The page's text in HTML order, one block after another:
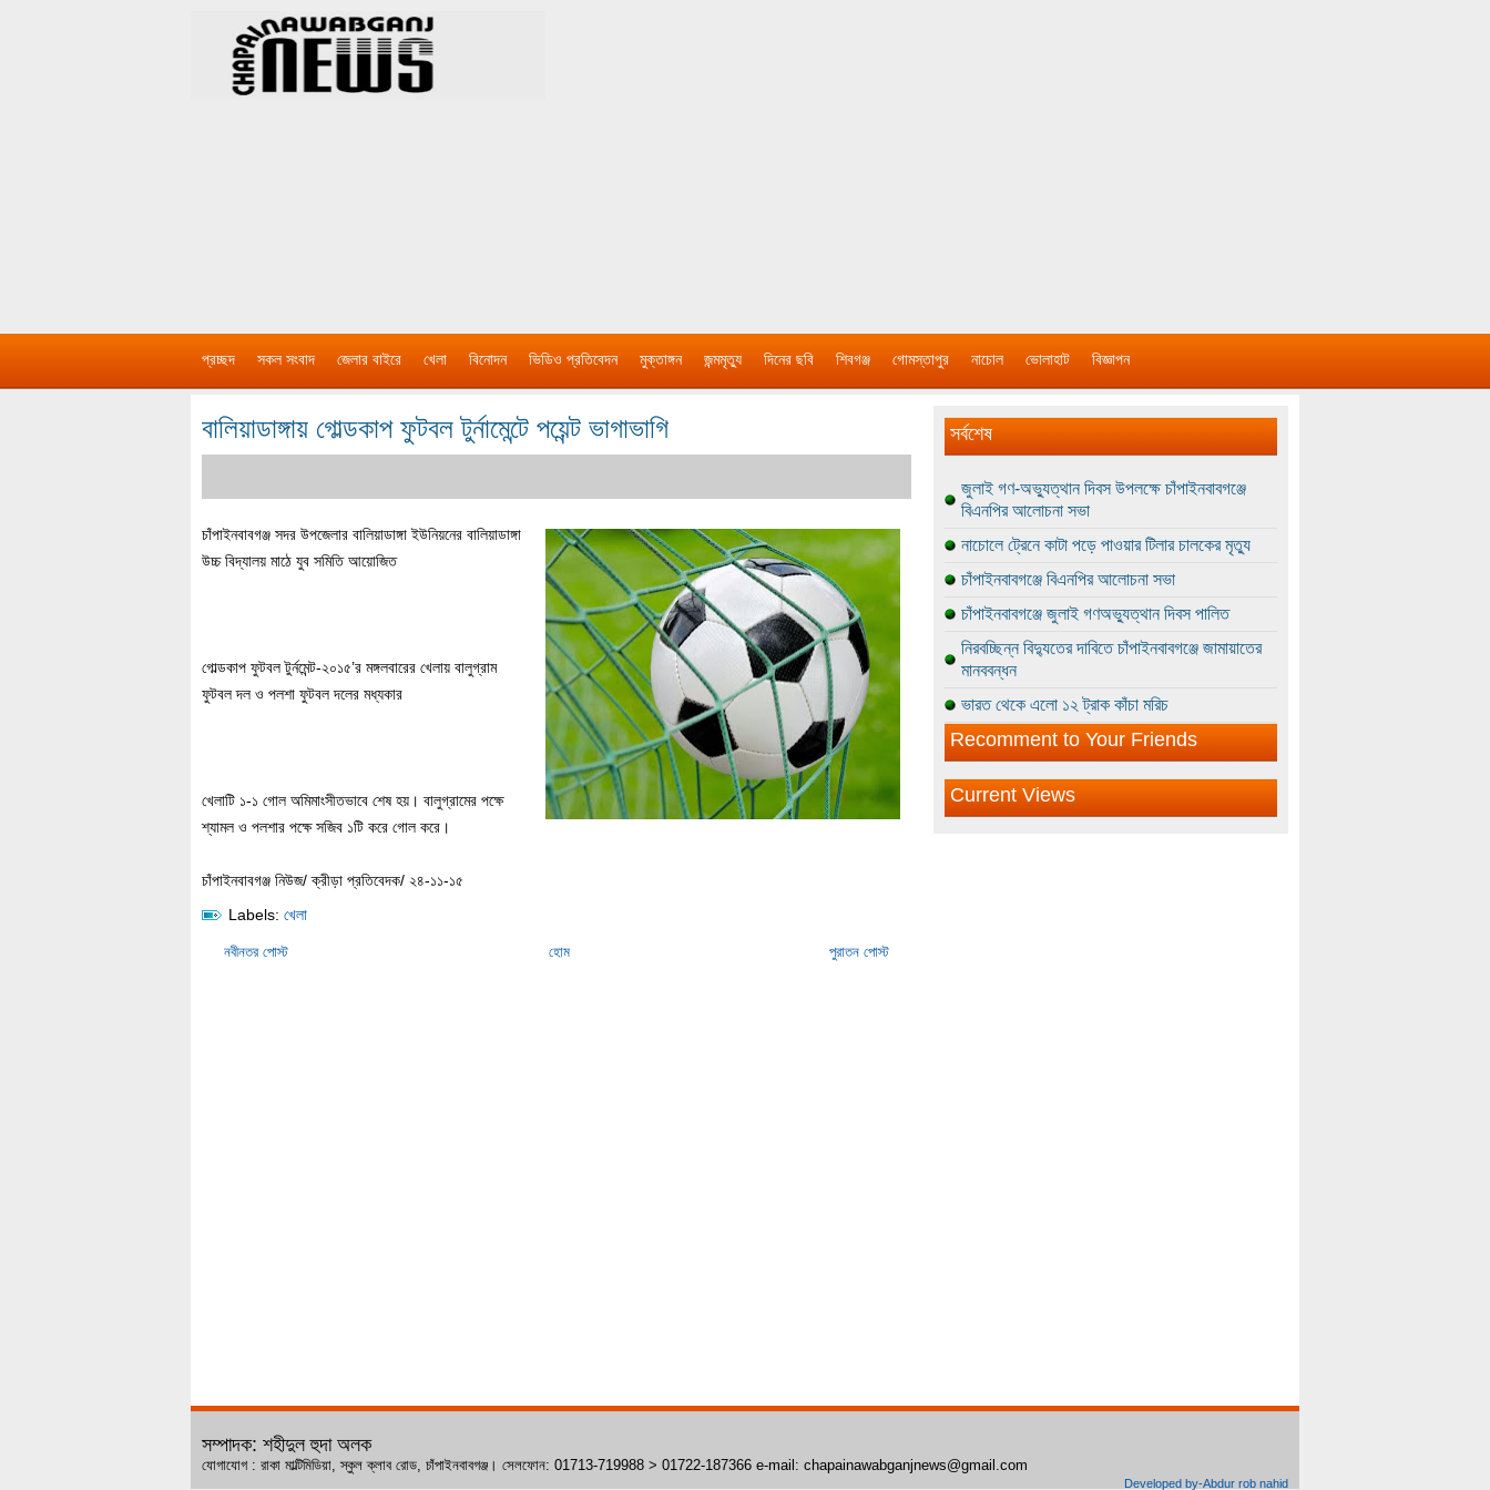
প্রচ্ছদ সকল সংবাদ জেলার বাইরে খেলা বিনোদন ভিডিও প্রতিবেদন মুক্তাঙ্গন জন্মমৃত্যু দিনের ছবি শিবগঞ্জ গোমস্তাপুর নাচোল ভোলাহাট বিজ্ঞাপন
বালিয়াডাঙ্গায় গোল্ডকাপ ফুটবল টুর্নামেন্টে পয়েন্ট ভাগাভাগি
চাঁপাইনবাবগঞ্জ সদর উপজেলার বালিয়াডাঙ্গা ইউনিয়নের বালিয়াডাঙ্গা
উচ্চ বিদ্যালয় মাঠে যুব সমিতি আয়োজিত
গোল্ডকাপ ফুটবল টুর্নমেন্ট-২০১৫’র মঙ্গলবারের খেলায় বালুগ্রাম
ফুটবল দল ও পলশা ফুটবল দলের মধ্যকার
খেলাটি ১-১ গোল অমিমাংসীতভাবে শেষ হয়। বালুগ্রামের পক্ষে
শ্যামল ও পলশার পক্ষে সজিব ১টি করে গোল করে।
চাঁপাইনবাবগঞ্জ নিউজ/ ক্রীড়া প্রতিবেদক/ ২৪-১১-১৫
Labels: খেলা
নবীনতর পোস্ট পুরাতন পোস্ট
হোম
সর্বশেষ
জুলাই গণ-অভ্যুত্থান দিবস উপলক্ষে চাঁপাইনবাবগঞ্জে
বিএনপির আলোচনা সভা
নাচোলে ট্রেনে কাটা পড়ে পাওয়ার টিলার চালকের মৃত্যু
চাঁপাইনবাবগঞ্জে বিএনপির আলোচনা সভা
চাঁপাইনবাবগঞ্জে জুলাই গণঅভ্যুত্থান দিবস পালিত
নিরবচ্ছিন্ন বিদ্যুতের দাবিতে চাঁপাইনবাবগঞ্জে জামায়াতের
মানববন্ধন
ভারত থেকে এলো ১২ ট্রাক কাঁচা মরিচ
Recomment to Your Friends
Current Views
সম্পাদক: শহীদুল হুদা অলক
যোগাযোগ : রাকা মাল্টিমিডিয়া, স্কুল ক্লাব রোড, চাঁপাইনবাবগঞ্জ। সেলফোন: 01713-719988 > 01722-187366 e-mail: chapainawabganjnews@gmail.com
Developed by-Abdur rob nahid